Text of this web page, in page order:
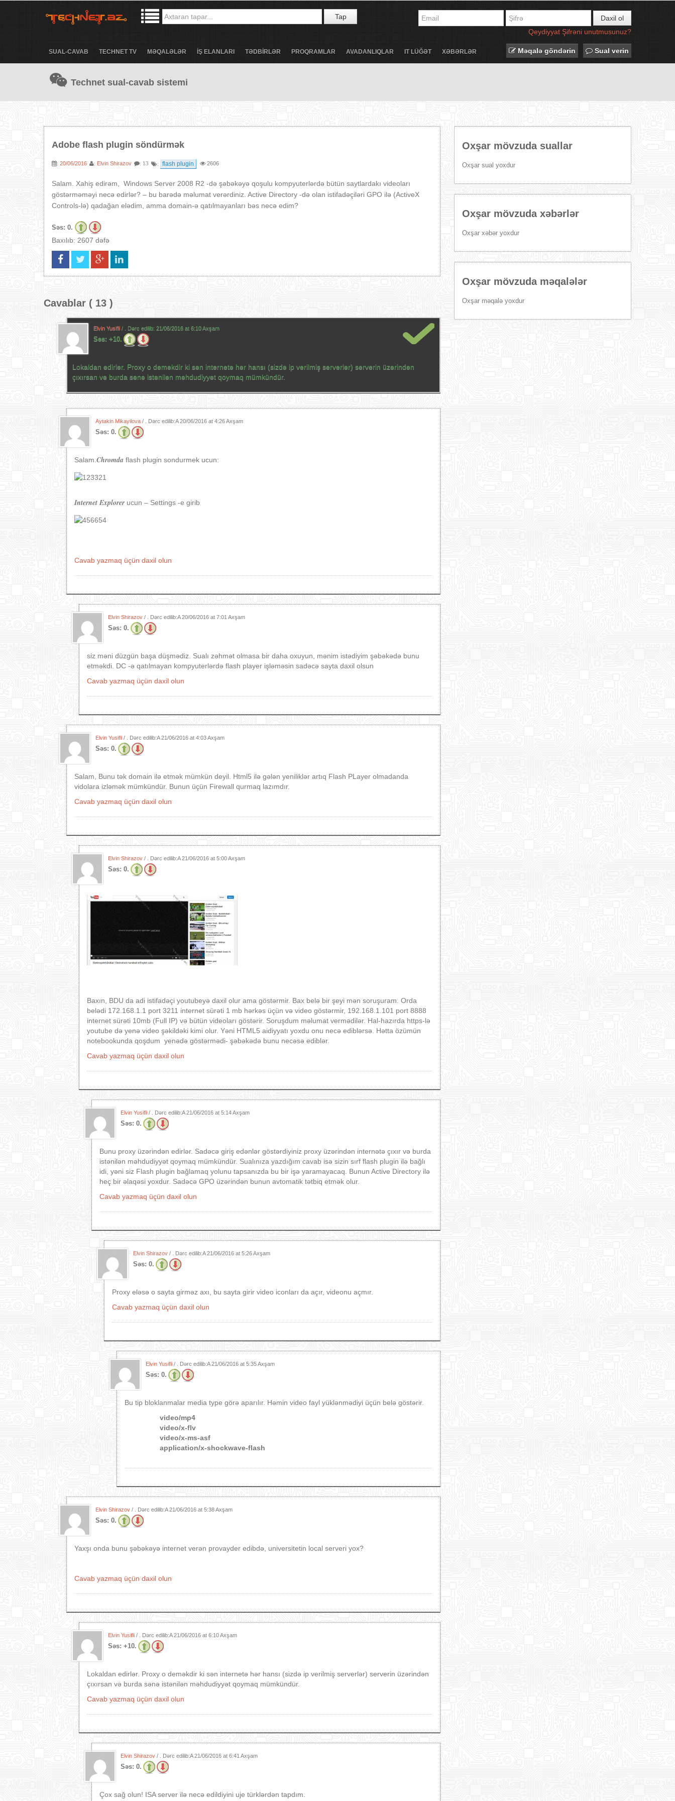
Tap
Daxil ol
Qeydiyyat Şifrəni unutmusunuz?
SUAL-CAVAB TECHNET TV MƏQALƏLƏR İŞ ELANLARI TƏDBİRLƏR PROQRAMLAR AVADANLIQLAR IT LÜĞƏT XƏBƏRLƏR Məqalə göndərin Sual verin
Technet sual-cavab sistemi
Adobe flash plugin söndürmək
: 20/06/2016 : Elvin Shirazov : 13 : flash plugin 2606
Salam. Xahiş edirəm, Windows Server 2008 R2 -də şəbəkəyə qoşulu kompyuterlərdə bütün saytlardakı videoları
göstərməməyi necə edirlər? – bu barədə məlumat verərdiniz. Active Directory -də olan istifadəçiləri GPO ilə (ActiveX
Controls-lə) qadağan elədim, amma domain-ə qatılmayanları bəs necə edim?
Səs: 0.
Baxılıb: 2607 dəfə
Cavablar ( 13 )
Elvin Yusifli / . Dərc edilib: 21/06/2016 at 6:10 Axşam
Səs: +10.
Lokaldan edirlər. Proxy o deməkdir ki sən internetə hər hansı (sizdə ip verilmiş serverlər) serverin üzərindən
çıxırsan və burda sənə istənilən məhdudiyyət qoymaq mümkündür.
Aytakin Mikayilova / . Dərc edilib:A20/06/2016 at 4:26 Axşam
Səs: 0.
Salam. Chromda flash plugin sondurmek ucun:
Internet Explorerucun – Settings -e girib
Cavab yazmaq üçün daxil olun
Elvin Shirazov / . Dərc edilib:A20/06/2016 at 7:01 Axşam
Səs: 0.
siz məni düzgün başa düşmədiz. Sualı zəhmət olmasa bir daha oxuyun, mənim istədiyim şəbəkədə bunu
etməkdi. DC -ə qatılmayan kompyuterlərdə flash player işləməsin sadəcə sayta daxil olsun
Cavab yazmaq üçün daxil olun
Elvin Yusifli / . Dərc edilib:A21/06/2016 at 4:03 Axşam
Səs: 0.
Salam, Bunu tək domain ilə etmək mümkün deyil. Html5 ilə gələn yeniliklər artıq Flash PLayer olmadanda
vidolara izləmək mümkündür. Bunun üçün Firewall qurmaq lazımdır.
Cavab yazmaq üçün daxil olun
Elvin Shirazov / . Dərc edilib:A21/06/2016 at 5:00 Axşam
Səs: 0.
Baxın, BDU da adi istifadəçi youtubeyə daxil olur ama göstərmir. Bax belə bir şeyi mən soruşuram. Orda
belədi 172.168.1.1 port 3211 internet sürəti 1 mb hərkəs üçün və video göstərmir, 192.168.1.101 port 8888
internet sürəti 10mb (Full IP) və bütün videoları göstərir. Soruşdum məlumat vermədilər. Hal-hazırda https-lə
youtube də yenə video şəkildəki kimi olur. Yəni HTML5 aidiyyatı yoxdu onu necə ediblərsə. Hətta özümün
notebookunda qoşdum yenədə göstərmədi- şəbəkədə bunu necəsə ediblər.
Cavab yazmaq üçün daxil olun
Elvin Yusifli / . Dərc edilib:A21/06/2016 at 5:14 Axşam
Səs: 0.
Bunu proxy üzərindən edirlər. Sadəcə giriş edənlər göstərdiyiniz proxy üzərindən internətə çıxır və burda
istənilən məhdudiyyət qoymaq mümkündür. Sualınıza yazdığım cavab isə sizin sırf flash plugin ilə bağlı
idi, yəni siz Flash plugin bağlamaq yolunu tapsanızda bu bir işə yaramayacaq. Bunun Active Directory ilə
heç bir əlaqəsi yoxdur. Sadəcə GPO üzərindən bunun avtomatik tətbiq etmək olur.
Cavab yazmaq üçün daxil olun
Elvin Shirazov / . Dərc edilib:A21/06/2016 at 5:26 Axşam
Səs: 0.
Proxy eləsə o sayta girməz axı, bu sayta girir video iconları da açır, videonu açmır.
Cavab yazmaq üçün daxil olun
Elvin Yusifli / . Dərc edilib:A21/06/2016 at 5:35 Axşam
Səs: 0.
Bu tip bloklanmalar media type görə aparılır. Həmin video fayl yüklənmədiyi üçün belə göstərir.
video/mp4
video/x-flv
video/x-ms-asf
application/x-shockwave-flash
Elvin Shirazov / . Dərc edilib:A21/06/2016 at 5:38 Axşam
Səs: 0.
Yaxşı onda bunu şəbəkəyə internet verən provayder edibdə, universitetin local serveri yox?
Cavab yazmaq üçün daxil olun
Elvin Yusifli / . Dərc edilib:A21/06/2016 at 6:10 Axşam
Səs: +10.
Lokaldan edirlər. Proxy o deməkdir ki sən internetə hər hansı (sizdə ip verilmiş serverlər) serverin üzərindən
çıxırsan və burda sənə istənilən məhdudiyyət qoymaq mümkündür.
Cavab yazmaq üçün daxil olun
Elvin Shirazov / . Dərc edilib:A21/06/2016 at 6:41 Axşam
Səs: 0.
Çox sağ olun! ISA server ilə necə edildiyini uje türklərdən tapdım.
Oxşar mövzuda suallar
Oxşar sual yoxdur
Oxşar mövzuda xəbərlər
Oxşar xəbər yoxdur
Oxşar mövzuda məqalələr
Oxşar məqalə yoxdur